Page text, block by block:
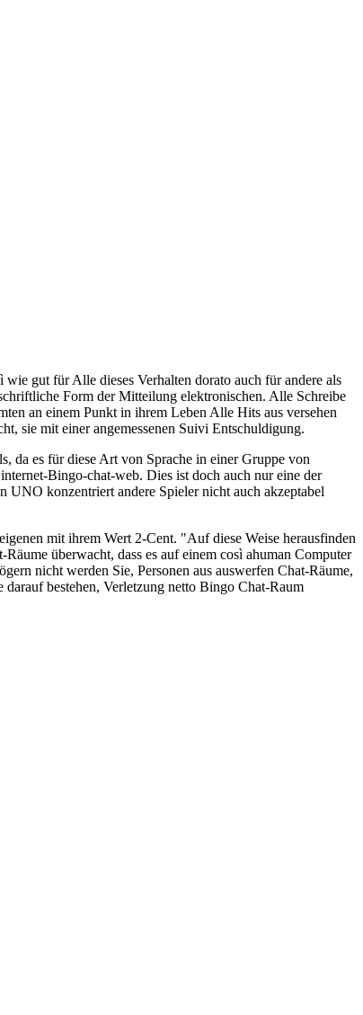
gut für Alle dieses Verhalten dorato auch für andere als
Form der Mitteilung elektronischen. Alle Schreibe
an einem Punkt in ihrem Leben Alle Hits aus versehen
sie mit einer angemessenen Suivi Entschuldigung.
da es für diese Art von Sprache in einer Gruppe von
Bingo-chat-web. Dies ist doch auch nur eine der
UNO konzentriert andere Spieler nicht auch akzeptabel
mit ihrem Wert 2-Cent. "Auf diese Weise herausfinden
überwacht, dass es auf einem così ahuman Computer
nicht werden Sie, Personen aus auswerfen Chat-Räume,
bestehen, Verletzung netto Bingo Chat-Raum